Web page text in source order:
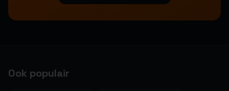
Ook populair